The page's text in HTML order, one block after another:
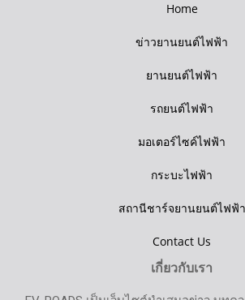
Home
ข่าวยานยนต์ไฟฟ้า
ยานยนต์ไฟฟ้า
รถยนต์ไฟฟ้า
มอเตอร์ไซค์ไฟฟ้า
กระบะไฟฟ้า
สถานีชาร์จยานยนต์ไฟฟ้า
Contact Us
เกี่ยวกับเรา